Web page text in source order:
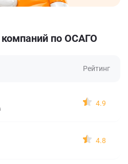
компаний по ОСАГО
Рейтинг
4.9
4.8